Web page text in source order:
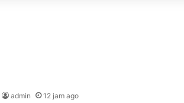
admin 12 jam ago